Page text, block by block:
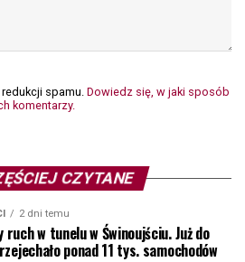
spamu.Dowiedz się, w jaki sposób
komentarzy.
CZYTANE
2 dni temu
ruch w tunelu w Świnoujściu. Już do
ponad 11 tys. samochodów